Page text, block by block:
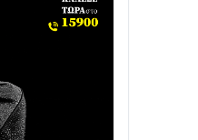
που
εκχώρηση